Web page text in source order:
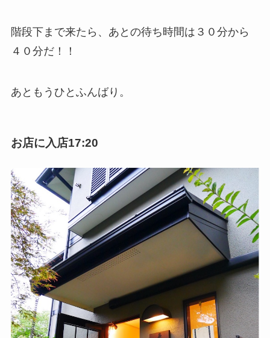
階段下まで来たら、あとの待ち時間は３０分から
４０分だ！！
あともうひとふんばり。
お店に入店17:20